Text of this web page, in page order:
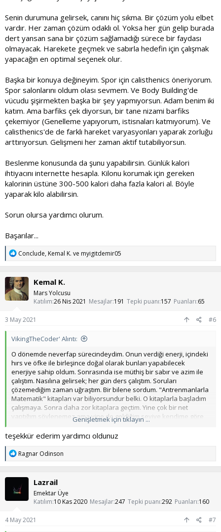
Senin durumuna gelirsek, canını hiç sıkma. Bir çözüm yolu elbet
vardır. Her zaman çözüm odaklı ol. Yoksa her gün gelip burada
dert yansan sana bir çözüm sağlamadığı sürece bir faydası
olmayacak. Harekete geçmek ve sabırla hedefin için çalışmak
yapacağın en optimal seçenek olur.
Başka bir konuya değineyim. Spor için calisthenics öneriyorum.
Spor salonlarını oldum olası sevmem. Ve Body Building'de
vücudu şişirmekten başka bir şey yapmıyorsun. Adam benim iki
katım. Ama barfiks çek diyorsun, bir tane nizami barfiks
çekemiyor (Genelleme yapıyorum, istisnaları katmıyorum). Ve
calisthenics'de de farklı hareket varyasyonları yaparak zorluğu
arttırıyorsun. Gelişmeni her zaman aktif tutabiliyorsun.
Beslenme konusunda da şunu yapabilirsin. Günlük kalori
ihtiyacını internette hesapla. Kilonu korumak için gereken
kalorinin üstüne 300-500 kalori daha fazla kalori al. Böyle
yaparak kilo alabilirsin.
Sorun olursa yardımcı olurum.
Başarılar...
T
p
k
i
l
e
Conclude,Kemal K. ve myigitdemir05
Kemal K.
Mars Yolcusu
Katılım 26 Nis 2021 Mesajlar 191 Tepki puanı 157 Puanları 65
3 May 2021 #6
VikingTheCoder' Alıntı:
O dönemde neverfap sürecindeydim. Onun verdiği enerji, içindeki
hırs ve öfke ile birleşince doğal olarak bunları yapabilecek
enerjiye sahip oldum. Sonrasında ise müthiş bir sabır ve azim ile
çalıştım. Nasılına gelirsek; her gün ders çalıştım. Soruları
çözemediğim zaman uğraştım. Bir bilene sordum. "Antrenmanlarla
Matematik" kitapları var biliyorsundur belki. O kitaplarla başladım
çalışmaya. Sonra daha zor kitaplara geçtim. Yine çok bir net
yaptığım söylenemez ama yine de geldiğim seviye kendime göre
çok yüksek. 1.25 netten 14-15 nete çekmiştim mat2 netimi. 40
soruda çok az bir sayı da olsa kendim için epey yüksek bir net
yapmıştım. Ama önemli olan "sabır + azim + kararlılık" . Bir de
içimdeki hırs ve öfke ile birleştiğinde böyle bir şey çıktı ortaya.
vardır. Her zaman çözüm odaklı ol. Yoksa her gün gelip burada
dert yansan sana bir çözüm sağlamadığı sürece bir faydası
olmayacak. Harekete geçmek ve sabırla hedefin için çalışmak
yapacağın en optimal seçenek olur.
Başka bir konuya değineyim. Spor için calisthenics öneriyorum.
Genişletmek için tıklayın ...
teşekkür ederim yardımcı oldunuz
T
p
k
l
e
Ragnar Odinson
Lazrail
Emektar Üye
Katılım 10 Kas 2020 Mesajlar247 Tepki puanı 292 Puanları 160
4 May 2021 #7